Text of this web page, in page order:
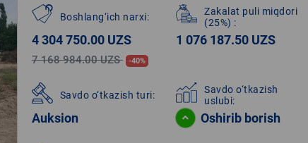
Boshlang‘ich narxi:
4 304 750.00 UZS
7 168 984.00 UZS -40%
Zakalat puli miqdori
(25%) :
1 076 187.50 UZS
Savdo o‘tkazish turi:
Auksion
Savdo o‘tkazish
uslubi:
Oshirib borish